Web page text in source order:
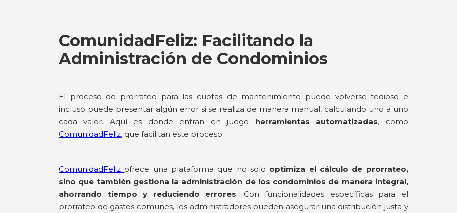
ComunidadFeliz: Facilitando la
Administración de Condominios
El proceso de prorrateo para las cuotas de mantenimiento puede volverse tedioso e
incluso puede presentar algún error si se realiza de manera manual, calculando uno a uno
cada valor. Aquí es donde entran en juego herramientas automatizadas, como
ComunidadFeliz, que facilitan este proceso.
ComunidadFeliz ofrece una plataforma que no solo optimiza el cálculo de prorrateo,
sino que también gestiona la administración de los condominios de manera integral,
ahorrando tiempo y reduciendo errores. Con funcionalidades específicas para el
prorrateo de gastos comunes, los administradores pueden asegurar una distribución justa y